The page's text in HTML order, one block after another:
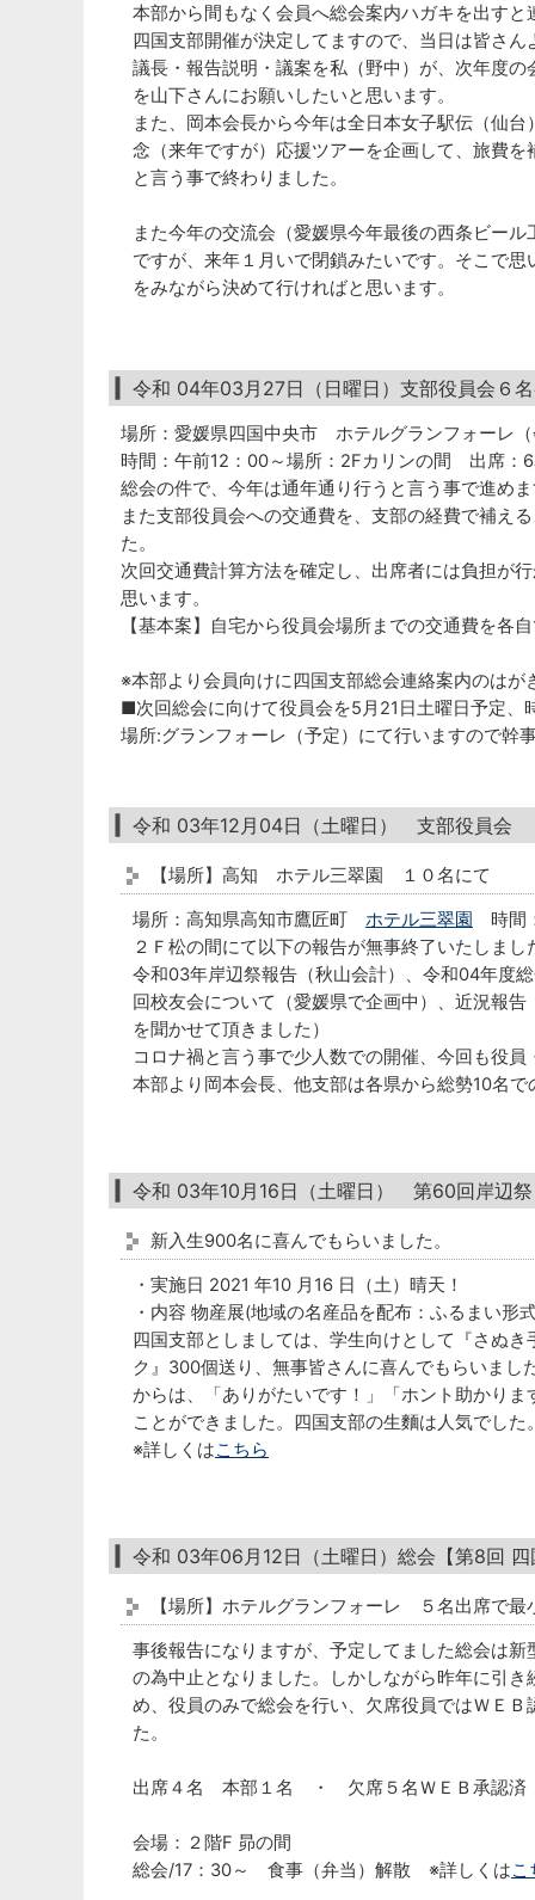
本部から間もなく会員へ総会案内ハガキを出すと
四国支部開催が決定してますので、当日は皆さ
議長・報告説明・議案を私（野中）が、次年度の
を山下さんにお願いしたいと思います。
また、岡本会長から今年は全日本女子駅伝（仙
念（来年ですが）応援ツアーを企画して、旅費
と言う事で終わりました。
また今年の交流会（愛媛県今年最後の西条ビー
ですが、来年１月いで閉鎖みたいです。そこで
をみながら決めて行ければと思います。
令和 04年03月27日（日曜日）支部役員会６
場所：愛媛県四国中央市 ホテルグランフォーレ
時間：午前12：00～場所：2Fカリンの間 出席：
総会の件で、今年は通年通り行うと言う事で進め
また支部役員会への交通費を、支部の経費で補え
た。
次回交通費計算方法を確定し、出席者には負担が
思います。
【基本案】自宅から役員会場所までの交通費を各
※本部より会員向けに四国支部総会連絡案内のは
■次回総会に向けて役員会を5月21日土曜日予定、
場所:グランフォーレ（予定）にて行いますので幹
令和 03年12月04日（土曜日） 支部役員会
【場所】高知 ホテル三翠園 １０名にて
場所：高知県高知市鷹匠町 ホテル三翠園 時間
２Ｆ松の間にて以下の報告が無事終了いたしまし
令和03年岸辺祭報告（秋山会計）、令和04年度
回校友会について（愛媛県で企画中）、近況報
を聞かせて頂きました）
コロナ禍と言う事で少人数での開催、今回も役
本部より岡本会長、他支部は各県から総勢10名
令和 03年10月16日（土曜日） 第60回岸辺
新入生900名に喜んでもらいました。
・実施日 2021 年10 月16 日（土）晴天！
・内容 物産展(地域の名産品を配布：ふるまい形
四国支部としましては、学生向けとして『さぬき
ク』300個送り、無事皆さんに喜んでもらいまし
からは、「ありがたいです！」「ホント助かりま
ことができました。四国支部の生麵は人気でした
※詳しくはこちら
令和 03年06月12日（土曜日）総会【第8回
【場所】ホテルグランフォーレ ５名出席で最
事後報告になりますが、予定してました総会は新
の為中止となりました。しかしながら昨年に引き
め、役員のみで総会を行い、欠席役員ではＷＥＢ
た。
出席４名 本部１名 ・ 欠席５名ＷＥＢ承認済
会場：２階F 昴の間
総会/17：30～ 食事（弁当）解散 ※詳しくはこ